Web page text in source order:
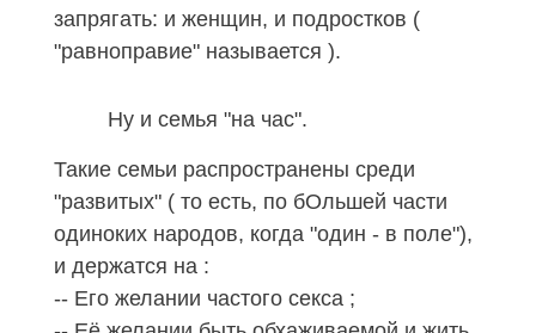
запрягать: и женщин, и подростков (
"равноправие" называется ).
Ну и семья "на час".
Такие семьи распространены среди
"развитых" ( то есть, по бОльшей части
одиноких народов, когда "один - в поле"),
и держатся на :
-- Его желании частого секса ;